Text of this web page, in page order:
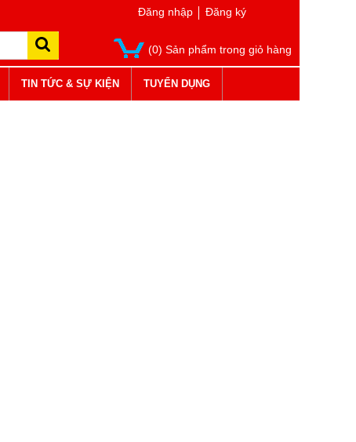
Đăng nhập Đăng ký
(0) Sản phẩm trong giỏ hàng
TIN TỨC & SỰ KIỆN TUYỂN DỤNG